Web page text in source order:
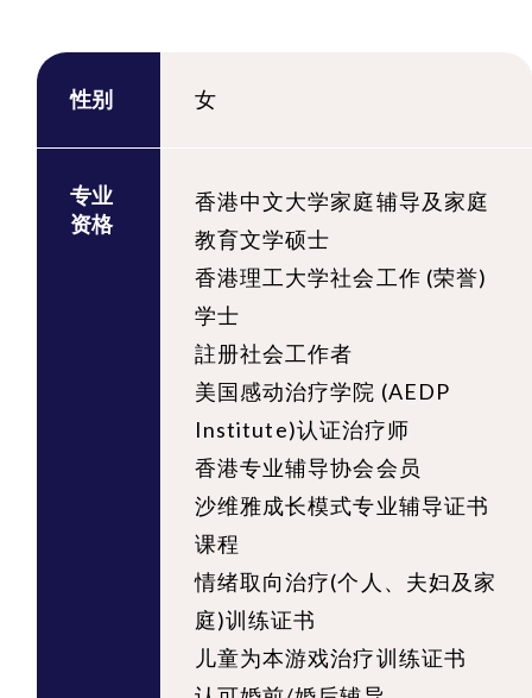
性别 女
专业
资格
香港中文大学家庭辅导及家庭
教育文学硕士
香港理工大学社会工作 (荣誉)
学士
註册社会工作者
美国感动治疗学院 (AEDP
Institute)认证治疗师
香港专业辅导协会会员
沙维雅成长模式专业辅导证书
课程
情绪取向治疗(个人、夫妇及家
庭)训练证书
儿童为本游戏治疗训练证书